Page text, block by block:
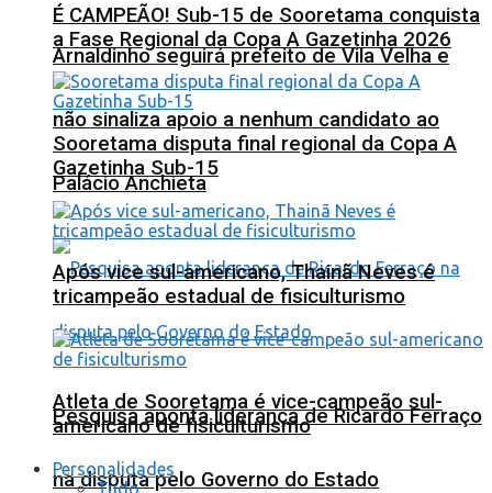
Arnaldinho seguirá prefeito de Vila Velha e
não sinaliza apoio a nenhum candidato ao
Palácio Anchieta
Pesquisa aponta liderança de Ricardo Ferraço
na disputa pelo Governo do Estado
É CAMPEÃO! Sub-15 de Sooretama conquista
a Fase Regional da Copa A Gazetinha 2026
Sooretama disputa final regional da Copa A
Gazetinha Sub-15
Após vice sul-americano, Thainã Neves é
tricampeão estadual de fisiculturismo
Atleta de Sooretama é vice-campeão sul-
americano de fisiculturismo
Personalidades
Tudo